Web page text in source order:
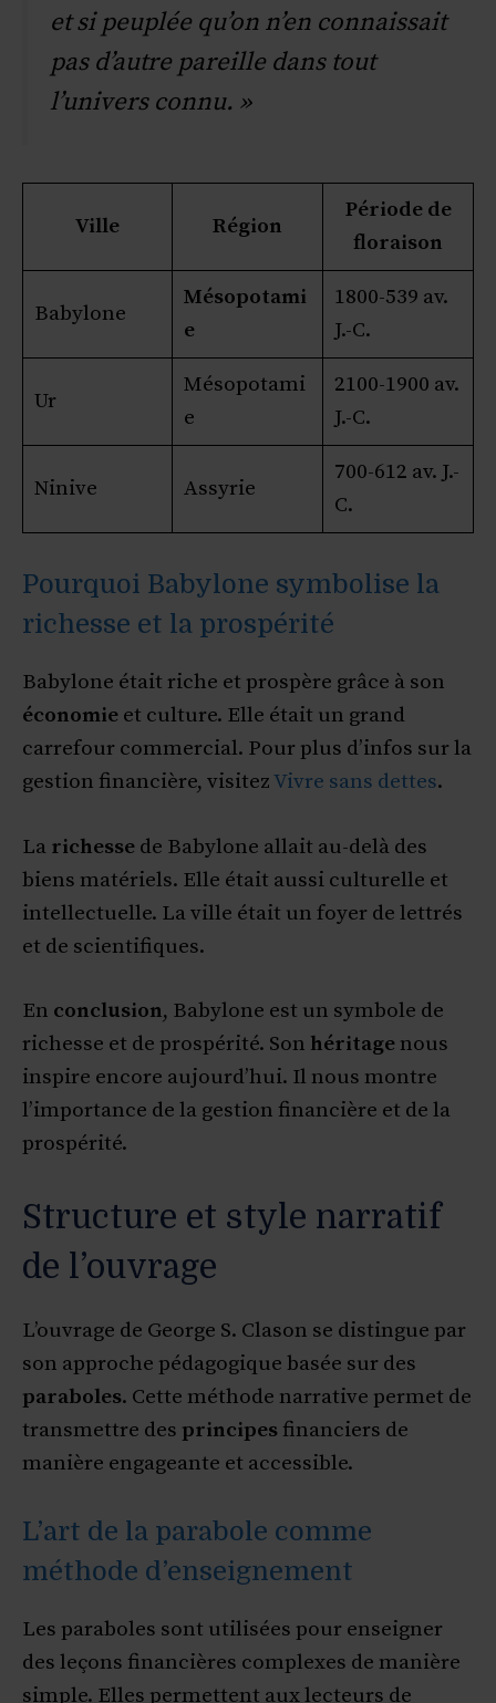
et si peuplée qu’on n’en connaissait
pas d’autre pareille dans tout
l’univers connu. »
Ville Région
Période de
floraison
Babylone
Mésopotami
e
1800-539 av.
J.-C.
Ur
Mésopotami
e
2100-1900 av.
J.-C.
Ninive Assyrie
700-612 av. J.-
C.
Pourquoi Babylone symbolise la
richesse et la prospérité
Babylone était riche et prospère grâce à son
économie et culture. Elle était un grand
carrefour commercial. Pour plus d’infos sur la
gestion financière, visitezVivre sans dettes.
La richesse de Babylone allait au-delà des
biens matériels. Elle était aussi culturelle et
intellectuelle. La ville était un foyer de lettrés
et de scientifiques.
En conclusion, Babylone est un symbole de
richesse et de prospérité. Son héritage nous
inspire encore aujourd’hui. Il nous montre
l’importance de la gestion financière et de la
prospérité.
Structure et style narratif
de l’ouvrage
L’ouvrage de George S. Clason se distingue par
son approche pédagogique basée sur des
paraboles. Cette méthode narrative permet de
transmettre des principes financiers de
manière engageante et accessible.
L’art de la parabole comme
méthode d’enseignement
Les paraboles sont utilisées pour enseigner
des leçons financières complexes de manière
simple. Elles permettent aux lecteurs de